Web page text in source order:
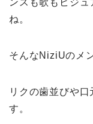
ね。
そんなNiziUのメ
リクの歯並びや
す。